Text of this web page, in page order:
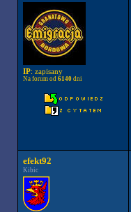
IP: zapisany
Na forum od 6140dni
efekt92
Kibic